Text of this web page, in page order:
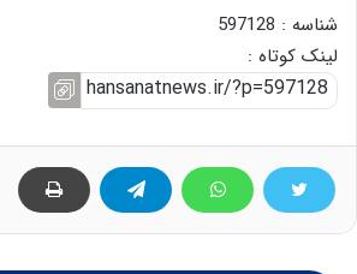
شناسه : 597128
لینک کوتاه :